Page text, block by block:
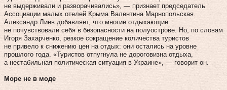
не выдерживали и разворачивались», — признает председатель
Ассоциации малых отелей Крыма Валентина Марнопольская.
Александр Лиев добавляет, что многие отдыхающие
не почувствовали себя в безопасности на полуострове. Но, по словам
Игоря Захарченко, резкое сокращение количества туристов
не привело к снижению цен на отдых: они остались на уровне
прошлого года. «Туристов отпугнула не дороговизна отдыха,
а нестабильная политическая ситуация в Украине», — говорит он.
Море не в моде